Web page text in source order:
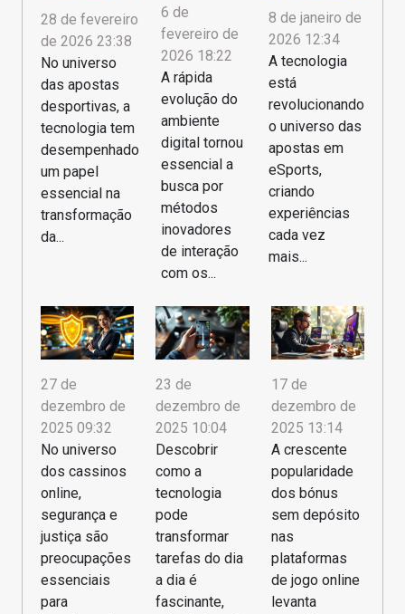
28 de fevereiro
de 2026 23:38
No universo
das apostas
desportivas, a
tecnologia tem
desempenhado
um papel
essencial na
transformação
da...
6 de
fevereiro de
2026 18:22
A rápida
evolução do
ambiente
digital tornou
essencial a
busca por
métodos
inovadores
de interação
com os...
8 de janeiro de
2026 12:34
A tecnologia
está
revolucionando
o universo das
apostas em
eSports,
criando
experiências
cada vez
mais...
27 de
dezembro de
2025 09:32
No universo
dos cassinos
online,
segurança e
justiça são
preocupações
essenciais
para
23 de
dezembro de
2025 10:04
Descobrir
como a
tecnologia
pode
transformar
tarefas do dia
a dia é
fascinante,
17 de
dezembro de
2025 13:14
A crescente
popularidade
dos bónus
sem depósito
nas
plataformas
de jogo online
levanta